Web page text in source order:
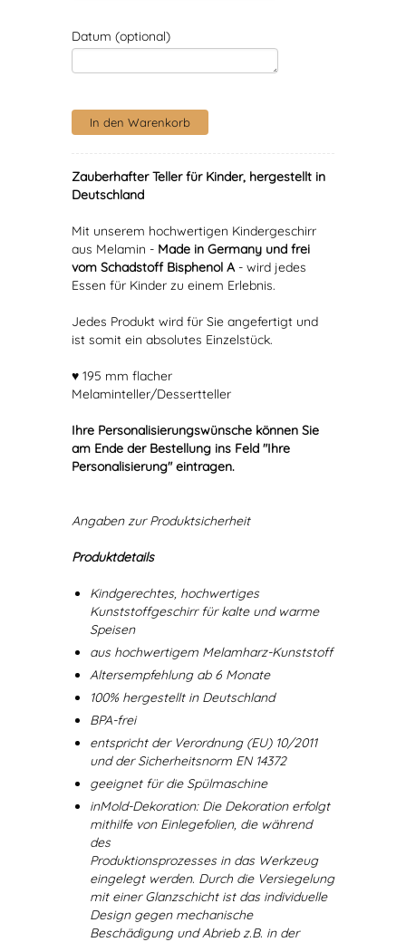
Datum (optional)
Zauberhafter Teller für Kinder, hergestellt in
Deutschland
Mit unserem hochwertigen Kindergeschirr
aus Melamin - Made in Germany und frei
vom Schadstoff Bisphenol A- wird jedes
Essen für Kinder zu einem Erlebnis.
Jedes Produkt wird für Sie angefertigt und
ist somit ein absolutes Einzelstück.
♥ 195 mm flacher
Melaminteller/Dessertteller
Ihre Personalisierungswünsche können Sie
am Ende der Bestellung ins Feld "Ihre
Personalisierung" eintragen.
Angaben zur Produktsicherheit
Produktdetails
Kindgerechtes, hochwertiges
Kunststoffgeschirr für kalte und warme
Speisen
aus hochwertigem Melamharz-Kunststoff
Altersempfehlung ab 6 Monate
100% hergestellt in Deutschland
BPA-frei
entspricht der Verordnung (EU) 10/2011
und der Sicherheitsnorm EN 14372
geeignet für die Spülmaschine
inMold-Dekoration: Die Dekoration erfolgt
mithilfe von Einlegefolien, die während
des
Produktionsprozesses in das Werkzeug
eingelegt werden. Durch die Versiegelung
mit einer Glanzschicht ist das individuelle
Design gegen mechanische
Beschädigung und Abrieb z.B. in der